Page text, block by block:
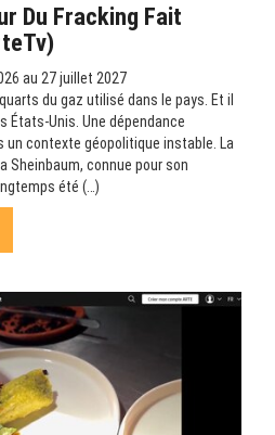
Du Fracking Fait
au 27 juillet 2027
du gaz utilisé dans le pays. Et il
États-Unis. Une dépendance
contexte géopolitique instable. La
Sheinbaum, connue pour son
été (…)